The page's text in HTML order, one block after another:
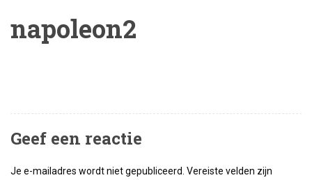
napoleon2
Geef een reactie
Je e-mailadres wordt niet gepubliceerd. Vereiste velden zijn